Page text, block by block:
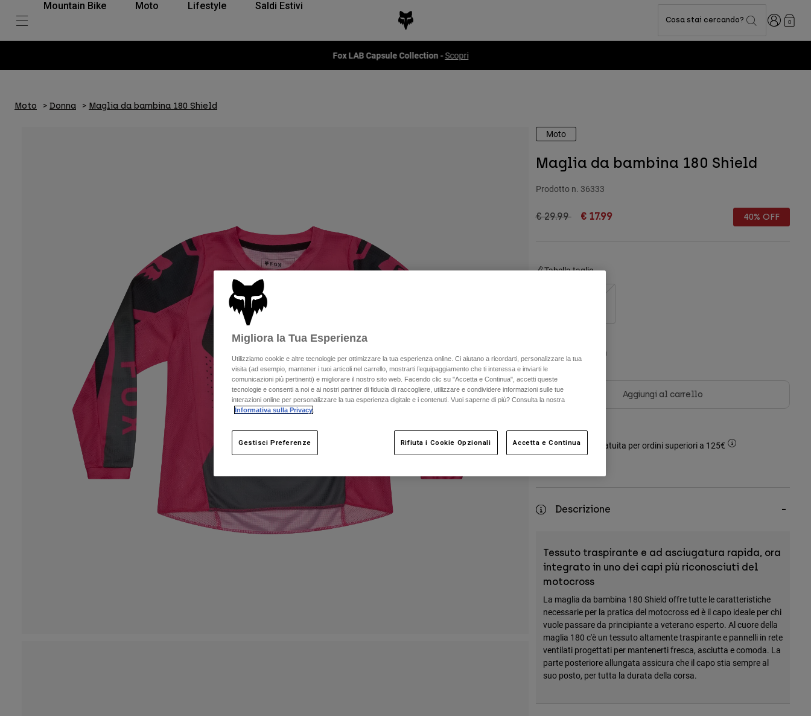
Mountain Bike Moto Lifestyle Saldi Estivi
Cosa stai cercando? Accedi0
Fox LAB Capsule Collection -Scopri
Moto Donna Maglia da bambina 180 Shield
Moto
Maglia da bambina 180 Shield
Prodotto n. 36333
Price reduced from
€ 29.99to€ 17.99 40% OFF
Tabella taglie
Nero/Rosa
Aggiungi al carrello
Spedizione gratuita per ordini superiori a 125€
Descrizione
Tessuto traspirante e ad asciugatura rapida, ora
integrato in uno dei capi più riconosciuti del
motocross
La maglia da bambina 180 Shield offre tutte le caratteristiche
necessarie per la pratica del motocross ed è il capo ideale per chi
vuole passare da principiante a veterano esperto. Al cuore della
maglia 180 c'è un tessuto altamente traspirante e pannelli in rete
ventilati progettati per mantenerti fresca, asciutta e comoda. La
parte posteriore allungata assicura che il capo stia sempre al
suo posto, per tutta la durata della corsa.
Migliora la Tua Esperienza
Utilizziamo cookie e altre tecnologie per ottimizzare la tua esperienza online. Ci aiutano a ricordarti, personalizzare la tua
visita (ad esempio, mantener i tuoi articoli nel carrello, mostrarti l’equipaggiamento che ti interessa e inviarti le
comunicazioni più pertinenti) e migliorare il nostro sito web. Facendo clic su "Accetta e Continua", accetti queste
tecnologie e consenti a noi e ai nostri partner di fiducia di raccogliere, utilizzare e condividere informazioni sulle tue
interazioni online per personalizzare la tua esperienza digitale e i contenuti. Vuoi saperne di più? Consulta la nostra
Informativa sulla Privacy.
Gestisci Preferenze Rifiuta i Cookie Opzionali Accetta e Continua